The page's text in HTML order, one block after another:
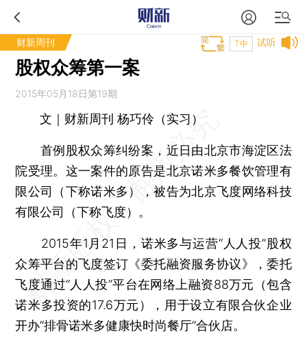
财新周刊 试听
T中
股权众筹第一案
2015年05月18日第19期
文｜财新周刊 杨巧伶（实习）
首例股权众筹纠纷案，近日由北京市海淀区法
院受理。这一案件的原告是北京诺米多餐饮管理有
限公司（下称诺米多），被告为北京飞度网络科技
有限公司（下称飞度）。
2015年1月21日，诺米多与运营“人人投”股权
众筹平台的飞度签订《委托融资服务协议》，委托
飞度通过“人人投”平台在网络上融资88万元（包含
诺米多投资的17.6万元），用于设立有限合伙企业
开办“排骨诺米多健康快时尚餐厅”合伙店。